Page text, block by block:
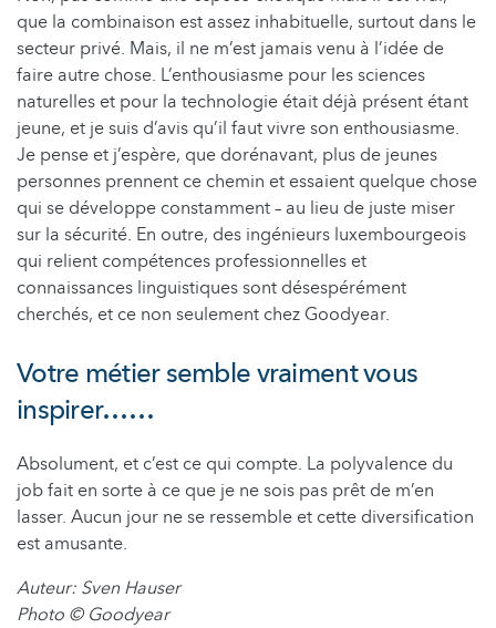
que la combinaison est assez inhabituelle, surtout dans le
secteur privé. Mais, il ne m’est jamais venu à l’idée de
faire autre chose. L’enthousiasme pour les sciences
naturelles et pour la technologie était déjà présent étant
jeune, et je suis d’avis qu’il faut vivre son enthousiasme.
Je pense et j’espère, que dorénavant, plus de jeunes
personnes prennent ce chemin et essaient quelque chose
qui se développe constamment – au lieu de juste miser
sur la sécurité. En outre, des ingénieurs luxembourgeois
qui relient compétences professionnelles et
connaissances linguistiques sont désespérément
cherchés, et ce non seulement chez Goodyear.
Votre métier semble vraiment vous
inspirer……
Absolument, et c’est ce qui compte. La polyvalence du
job fait en sorte à ce que je ne sois pas prêt de m’en
lasser. Aucun jour ne se ressemble et cette diversification
est amusante.
Auteur: Sven Hauser
Photo © Goodyear